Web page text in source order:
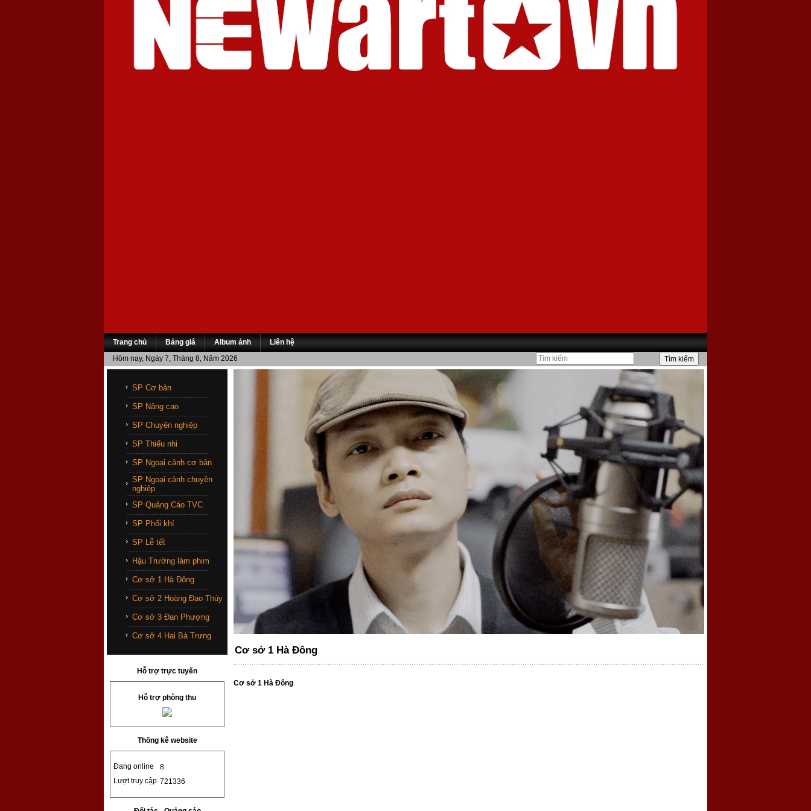
Trang chủ Bảng giá Album ảnh
Liên hệ
Hôm nay, Ngày 7, Tháng 8, Năm 2026
SP Cơ bản
SP Nâng cao
SP Chuyên nghiệp
SP Thiếu nhi
SP Ngoại cảnh cơ bản
SP Ngoại cảnh chuyên
nghiệp
SP Quảng Cáo TVC
SP Phối khí
SP Lễ tết
Hậu Trường làm phim
Cơ sở 1 Hà Đông
Cơ sở 2 Hoàng Đạo Thúy
Cơ sở 3 Đan Phượng
Cơ sở 4 Hai Bà Trưng
Hỗ trợ trực tuyến
Hỗ trợ phòng thu
Thống kê website
Đang online
8
Lượt truy cập 721336
Cơ sở 1 Hà Đông
Cơ sở 1 Hà Đông